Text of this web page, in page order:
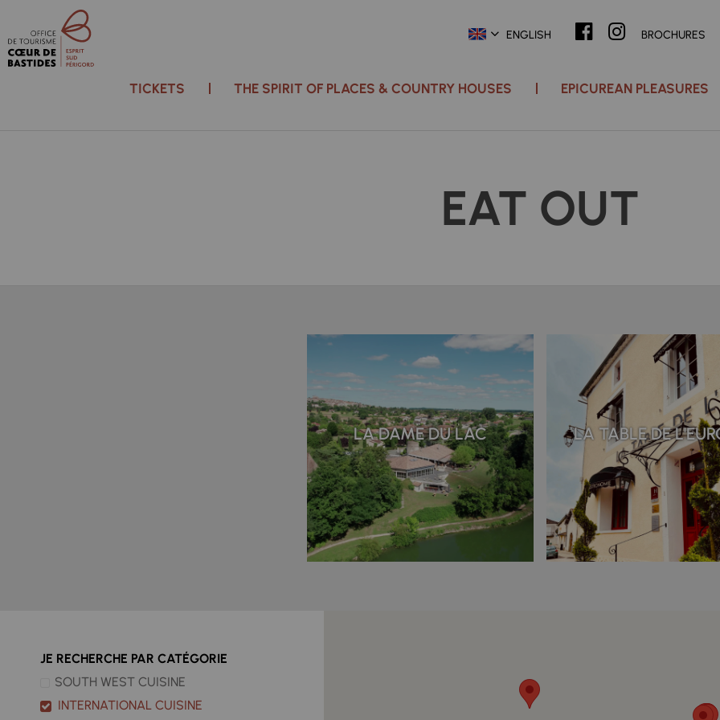
ENGLISH BROCHURES
TICKETS THE SPIRIT OF PLACES & COUNTRY HOUSES EPICUREAN PLEASURES
EAT OUT
LA DAME DU LAC LA TABLE DE
JE RECHERCHE PAR CATÉGORIE
SOUTH WEST CUISINE
INTERNATIONAL CUISINE